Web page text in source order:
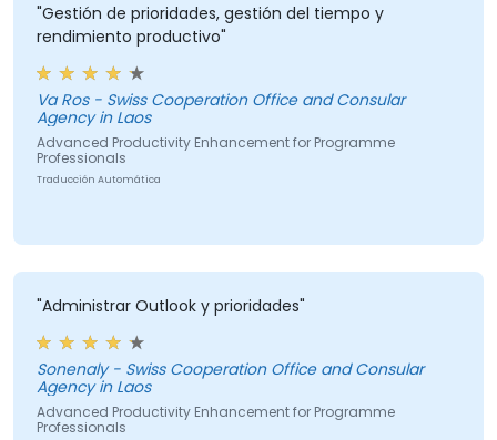
"Gestión de prioridades, gestión del tiempo y
rendimiento productivo"
Va Ros - Swiss Cooperation Office and Consular
Agency in Laos
Advanced Productivity Enhancement for Programme
Professionals
Traducción Automática
"Administrar Outlook y prioridades"
Sonenaly - Swiss Cooperation Office and Consular
Agency in Laos
Advanced Productivity Enhancement for Programme
Professionals